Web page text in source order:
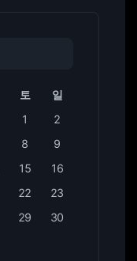
토
일
1
2
8
9
15
16
22
23
29
30